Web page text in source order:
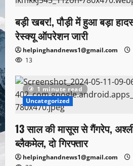
बड़ी खबर!, पौड़ी में हुआ बड़ा
रेस्क्यू ऑपरेशन जारी
helpinghandnews1@gmail.com
13
1 minute read
Uncategorized
13 साल की मासूस से गैंगरेप,
ब्लैकमेल, दो गिरफ्तार
helpinghandnews1@gmail.com